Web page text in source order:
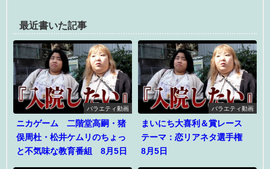
最近書いた記事
バラエティ動画
ニカゲーム 二階堂高嗣・猪
俣周杜・松井ケムリのちょっ
と不気味な教育番組 8月5日
バラエティ動画
まいにち大喜利＆賞レース
テーマ：恋リアネタ選手権
8月5日